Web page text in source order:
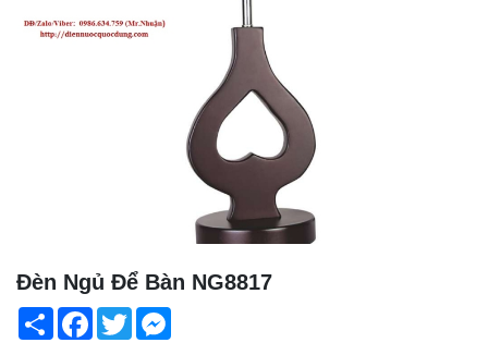
Đèn Ngủ Để Bàn NG8817
Share Facebook
Twitter